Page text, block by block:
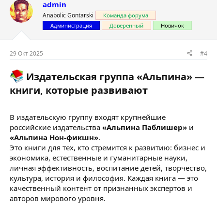
admin
Anabolic Gontarski
Команда форума
Администрация
Доверенный Новичок
29 Окт 2025 #4
Издательская группа «Альпина» —
книги, которые развивают​
В издательскую группу входят крупнейшие
российские издательства «Альпина Паблишер» и
«Альпина Нон-фикшн».
Это книги для тех, кто стремится к развитию: бизнес и
экономика, естественные и гуманитарные науки,
личная эффективность, воспитание детей, творчество,
культура, история и философия. Каждая книга — это
качественный контент от признанных экспертов и
авторов мирового уровня.